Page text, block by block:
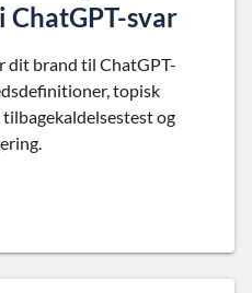
svar
dit brand til ChatGPT-
topisk
og